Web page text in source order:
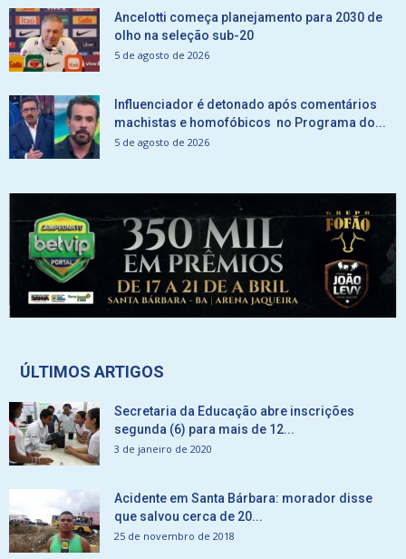
Ancelotti começa planejamento para 2030 de
olho na seleção sub-20
5 de agosto de 2026
Influenciador é detonado após comentários
machistas e homofóbicos no Programa do...
5 de agosto de 2026
ÚLTIMOS ARTIGOS
Secretaria da Educação abre inscrições
segunda (6) para mais de 12...
3 de janeiro de 2020
Acidente em Santa Bárbara: morador disse
que salvou cerca de 20...
25 de novembro de 2018